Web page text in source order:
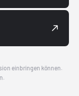
einbringen können.